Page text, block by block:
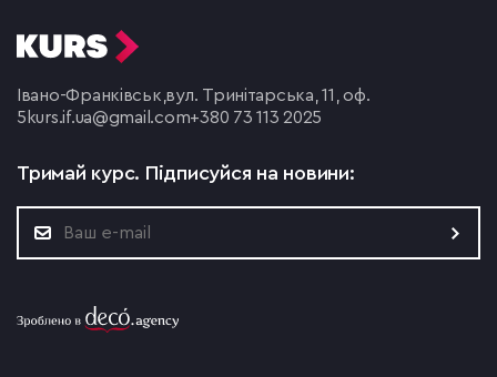
Івано-Франківськ,вул. Тринітарська, 11, оф.
5 kurs.if.ua@gmail.com+380 73 113 2025
Тримай курс. Підписуйся на новини: